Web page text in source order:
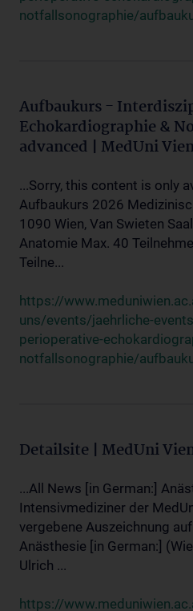
notfallsonographie/
Aufbaukurs -
Echokardiographie &
advanced | MedUni
...Sorry, this content is only
Aufbaukurs 2026
1090 Wien, Van Swieten
Anatomie Max. 40
Teilne...
https://
uns/events/jaehrliche-
perioperative-
notfallsonographie/
Detailsite | MedUni
...All News [in German:]
Intensivmediziner der
vergebene Auszeichnung
Anästhesie [in German:]
Ulrich ...
https://